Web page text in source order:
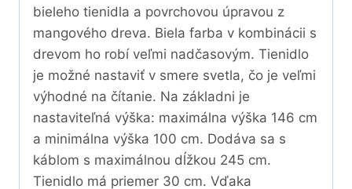
bieleho tienidla a povrchovou úpravou z
mangového dreva. Biela farba v kombinácii s
drevom ho robí veľmi nadčasovým. Tienidlo
je možné nastaviť v smere svetla, čo je veľmi
výhodné na čítanie. Na základni je
nastaviteľná výška: maximálna výška 146 cm
a minimálna výška 100 cm. Dodáva sa s
káblom s maximálnou dĺžkou 245 cm.
Tienidlo má priemer 30 cm. Vďaka